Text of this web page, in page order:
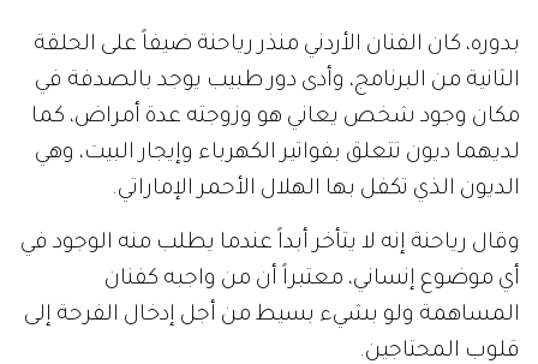
بدوره، كان الفنان الأردني منذر رياحنة ضيفاً على الحلقة
الثانية من البرنامج، وأدى دور طبيب يوجد بالصدفة في
مكان وجود شخص يعاني هو وزوجته عدة أمراض، كما
لديهما ديون تتعلق بفواتير الكهرباء وإيجار البيت، وهي
الديون الذي تكفل بها الهلال الأحمر الإماراتي.
وقال رياحنة إنه لا يتأخر أبداً عندما يطلب منه الوجود في
أي موضوع إنساني، معتبراً أن من واجبه كفنان
المساهمة ولو بشيء بسيط من أجل إدخال الفرحة إلى
قلوب المحتاجين.